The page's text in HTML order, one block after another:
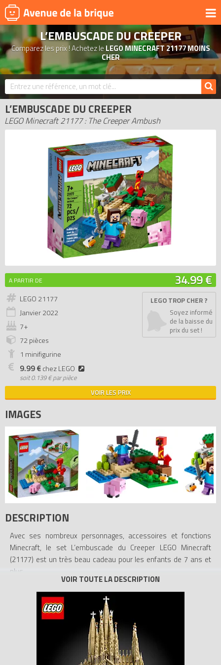
UNIVERS
PRODUITS DÉRIVÉS
NOUVEAUTÉS
LEGO 2026
BONS PLANS
ACTUALITÉS
ASSOCIATIONS DE FANS
EXPOSITIONS LEGO
LEGO LES PLUS CHERS
DERNIERS LEGO AJOUTÉS
L’EMBUSCADE DU CREEPER
Comparez les prix ! Achetez le LEGO MINECRAFT 21177 MOINS
CHER
L’EMBUSCADE DU CREEPER
LEGO Minecraft 21177 : The Creeper Ambush
A PARTIR DE 34.99 €
LEGO 21177
Janvier2022
7+
72 pièces
1 minifigurine
9.99 €chez LEGO
soit0.139 € par pièce
LEGO TROP CHER ?
Soyez informé
de la baisse du
prix du set !
VOIR LES PRIX
IMAGES
DESCRIPTION
Avec ses nombreux personnages, accessoires et fonctions
Minecraft, le set L’embuscade du Creeper LEGO Minecraft
(21177) est un très beau cadeau pour les enfants de 7 ans et
plus.
Ce jouet Minecraft classique et compact va occuper les enfants
pendant des heures ! Steve, l’un des héros du jeu, est rejoint par
un bébé cochon, un poussin et un Creeper explosif. Dans un
premier temps, les enfants peuvent exprimer leur créativité sur
l’établi. Puis, ils vont s’occuper des animaux, récolter la canne à
sucre et décorer la scène avec des coquelicots. Enfin, ils